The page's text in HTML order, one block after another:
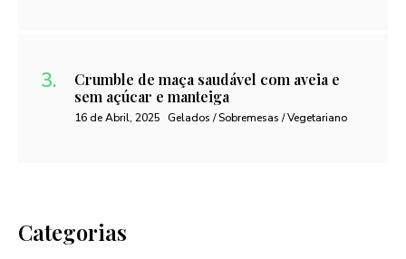
Crumble de maça saudável com aveia e
sem açúcar e manteiga
16 de Abril, 2025 Gelados / Sobremesas / Vegetariano
Categorias